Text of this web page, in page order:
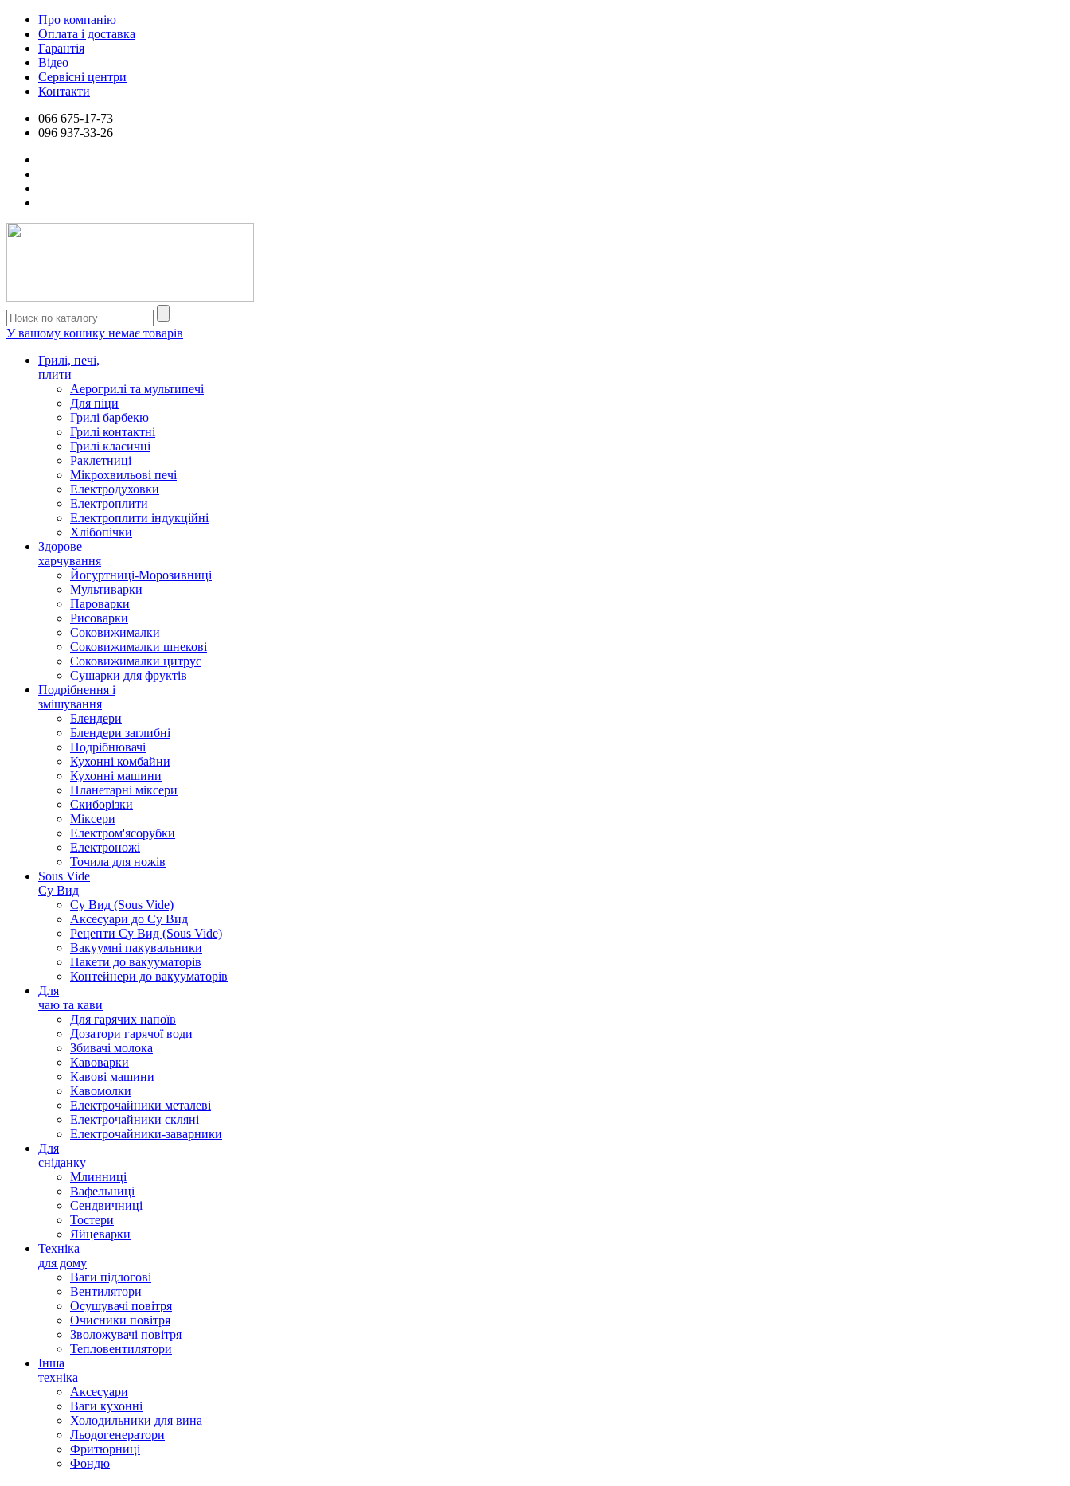
Про компанію
Оплата і доставка
Гарантія
Відео
Сервісні центри
Контакти
066 675-17-73
096 937-33-26
У вашому кошику немає товарів
Грилі, печі,
плити
Аерогрилі та мультипечі
Для піци
Грилі барбекю
Грилі контактні
Грилі класичні
Раклетниці
Мікрохвильові печі
Електродуховки
Електроплити
Електроплити індукційні
Хлібопічки
Здорове
харчування
Йогуртниці-Морозивниці
Мультиварки
Пароварки
Рисоварки
Соковижималки
Соковижималки шнекові
Соковижималки цитрус
Сушарки для фруктів
Подрібнення і
змішування
Блендери
Блендери заглибні
Подрібнювачі
Кухонні комбайни
Кухонні машини
Планетарні міксери
Скиборізки
Міксери
Електром'ясорубки
Електроножі
Точила для ножів
Sous Vide
Су Вид
Су Вид (Sous Vide)
Аксесуари до Су Вид
Рецепти Су Вид (Sous Vide)
Вакуумні пакувальники
Пакети до вакууматорів
Контейнери до вакууматорів
Для
чаю та кави
Для гарячих напоїв
Дозатори гарячої води
Збивачі молока
Кавоварки
Кавові машини
Кавомолки
Електрочайники металеві
Електрочайники скляні
Електрочайники-заварники
Для
сніданку
Млинниці
Вафельниці
Сендвичниці
Тостери
Яйцеварки
Техніка
для дому
Ваги підлогові
Вентилятори
Осушувачі повітря
Очисники повітря
Зволожувачі повітря
Тепловентилятори
Інша
техніка
Аксесуари
Ваги кухонні
Холодильники для вина
Льодогенератори
Фритюрниці
Фондю